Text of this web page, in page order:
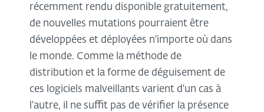
récemment rendu disponible gratuitement,
de nouvelles mutations pourraient être
développées et déployées n'importe où dans
le monde. Comme la méthode de
distribution et la forme de déguisement de
ces logiciels malveillants varient d'un cas à
l'autre, il ne suffit pas de vérifier la présence